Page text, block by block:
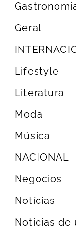
Geral
Lifestyle
Literatura
Moda
Música
NACIONAL
Negócios
Notícias
Noticias de